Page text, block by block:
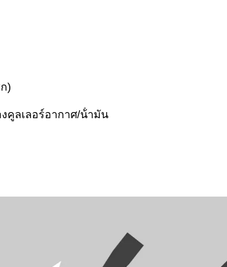
)
คูลเลอร์อากาศ/น้ํามัน